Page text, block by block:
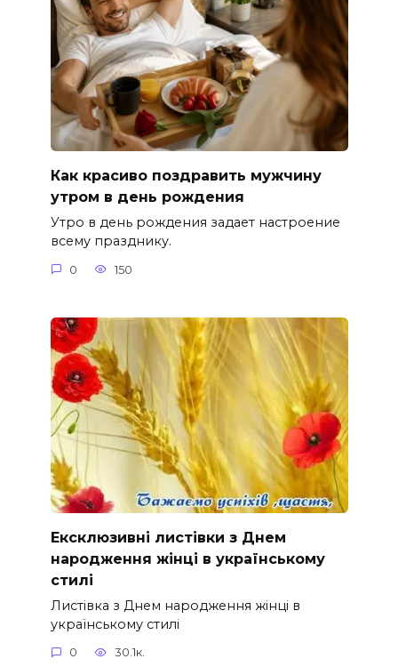
Как красиво поздравить мужчину
утром в день рождения
Утро в день рождения задает настроение
всему празднику.
0 150
Ексклюзивні листівки з Днем
народження жінці в українському
стилі
Листівка з Днем народження жінці в
українському стилі
0 30.1к.